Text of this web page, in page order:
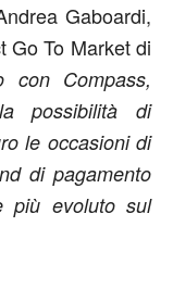
Gaboardi,
Go To Market di
con Compass,
possibilità di
le occasioni di
di pagamento
più evoluto sul